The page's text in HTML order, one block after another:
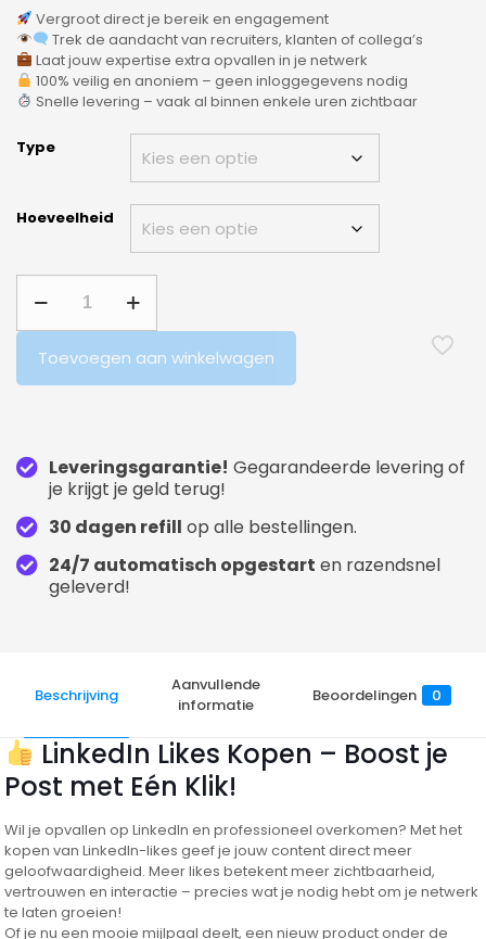
Vergroot direct je bereik en engagement
Trek de aandacht van recruiters, klanten of collega’s
Laat jouw expertise extra opvallen in je netwerk
100% veilig en anoniem – geen inloggegevens nodig
Snelle levering – vaak al binnen enkele uren zichtbaar
Type
Hoeveelheid
Toevoegen aan winkelwagen
Leveringsgarantie! Gegarandeerde levering of
je krijgt je geld terug!
30 dagen refill op alle bestellingen.
24/7 automatisch opgestart en razendsnel
geleverd!
Beschrijving
Aanvullende
informatie
Beoordelingen 0
LinkedIn Likes Kopen – Boost je
Post met Eén Klik!
Wil je opvallen op LinkedIn en professioneel overkomen? Met het
kopen van LinkedIn-likes geef je jouw content direct meer
geloofwaardigheid. Meer likes betekent meer zichtbaarheid,
vertrouwen en interactie – precies wat je nodig hebt om je netwerk
te laten groeien!
Of je nu een mooie mijlpaal deelt, een nieuw product onder de